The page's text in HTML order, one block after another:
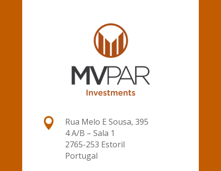

Rua Melo E Sousa, 395
4 A/B – Sala 1
2765-253 Estoril
Portugal